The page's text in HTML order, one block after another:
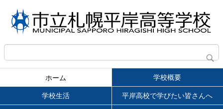
ホーム 学校概要
学校生活 平岸高校で学びたい皆さんへ